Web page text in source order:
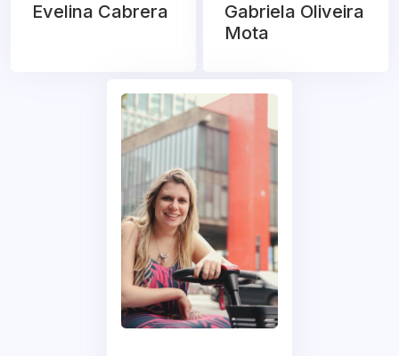
Evelina Cabrera
Gabriela Oliveira
Mota